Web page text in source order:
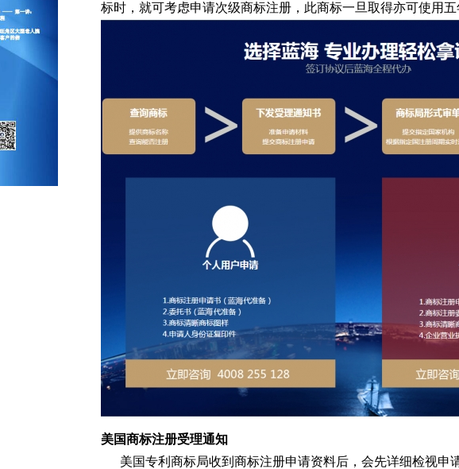
标时，就可考虑申请次级商标注册，此商标一旦取得亦可使用五
美国商标注册受理通知
美国专利商标局收到商标注册申请资料后，会先详细检视申